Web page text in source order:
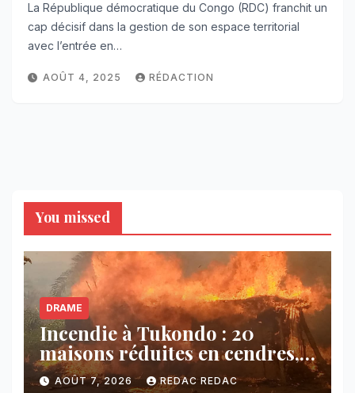
La République démocratique du Congo (RDC) franchit un
cap décisif dans la gestion de son espace territorial
avec l’entrée en…
AOÛT 4, 2025 RÉDACTION
You missed
DRAME
Incendie à Tukondo : 20
maisons réduites en cendres,
plusieurs familles sans abri
AOÛT 7, 2026 REDAC REDAC